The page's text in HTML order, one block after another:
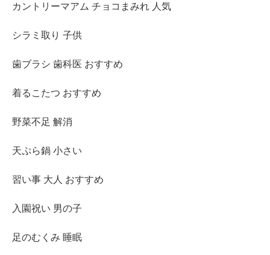
カントリーマアム チョコまみれ 人気
シラミ取り 子供
歯ブラシ 歯科医 おすすめ
着るこたつ おすすめ
野菜不足 解消
天ぷら鍋 小さい
習い事 大人 おすすめ
入園祝い 男の子
足のむくみ 睡眠